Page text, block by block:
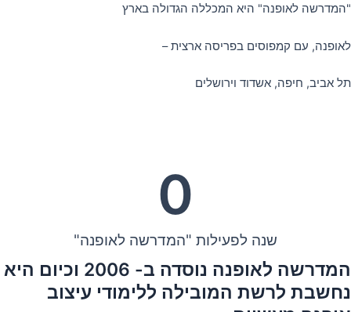
"המדרשה לאופנה" היא המכללה הגדולה בארץ
לאופנה, עם קמפוסים בפריסה ארצית –
תל אביב, חיפה, אשדוד וירושלים
שנה לפעילות "המדרשה לאופנה"​
0
המדרשה לאופנה נוסדה ב- 2006 וכיום היא
נחשבת לרשת המובילה ללימודי עיצוב